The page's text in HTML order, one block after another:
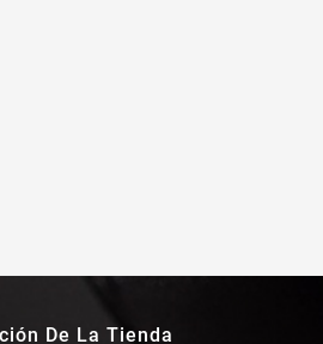
De La Tienda